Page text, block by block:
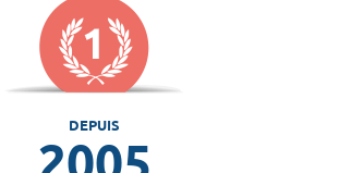
DEPUIS